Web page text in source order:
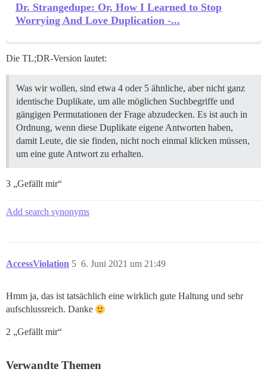
Dr. Strangedupe: Or, How I Learned to Stop
Worrying And Love Duplication -...
Die TL;DR-Version lautet:
Was wir wollen, sind etwa 4 oder 5 ähnliche, aber nicht ganz
identische Duplikate, um alle möglichen Suchbegriffe und
gängigen Permutationen der Frage abzudecken. Es ist auch in
Ordnung, wenn diese Duplikate eigene Antworten haben,
damit Leute, die sie finden, nicht noch einmal klicken müssen,
um eine gute Antwort zu erhalten.
3 „Gefällt mir“
Add search synonyms
AccessViolation 6. Juni 2021 um 21:49
5
Hmm ja, das ist tatsächlich eine wirklich gute Haltung und sehr
aufschlussreich. Danke
2 „Gefällt mir“
Verwandte Themen